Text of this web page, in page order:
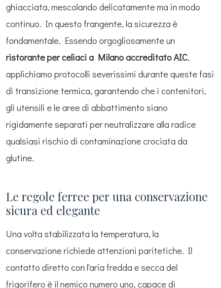
ghiacciata, mescolando delicatamente ma in modo
continuo. In questo frangente, la sicurezza è
fondamentale. Essendo orgogliosamente un
ristorante per celiaci a Milano accreditato AIC,
applichiamo protocolli severissimi durante queste fasi
di transizione termica, garantendo che i contenitori,
gli utensili e le aree di abbattimento siano
rigidamente separati per neutralizzare alla radice
qualsiasi rischio di contaminazione crociata da
glutine.
Le regole ferree per una conservazione
sicura ed elegante
Una volta stabilizzata la temperatura, la
conservazione richiede attenzioni paritetiche. Il
contatto diretto con l'aria fredda e secca del
frigorifero è il nemico numero uno, capace di